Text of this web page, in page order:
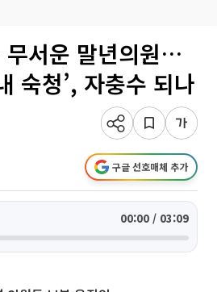
무서운 말년의원…
숙청’, 자충수 되나
구글 선호매체 추가
00:00 / 03:09